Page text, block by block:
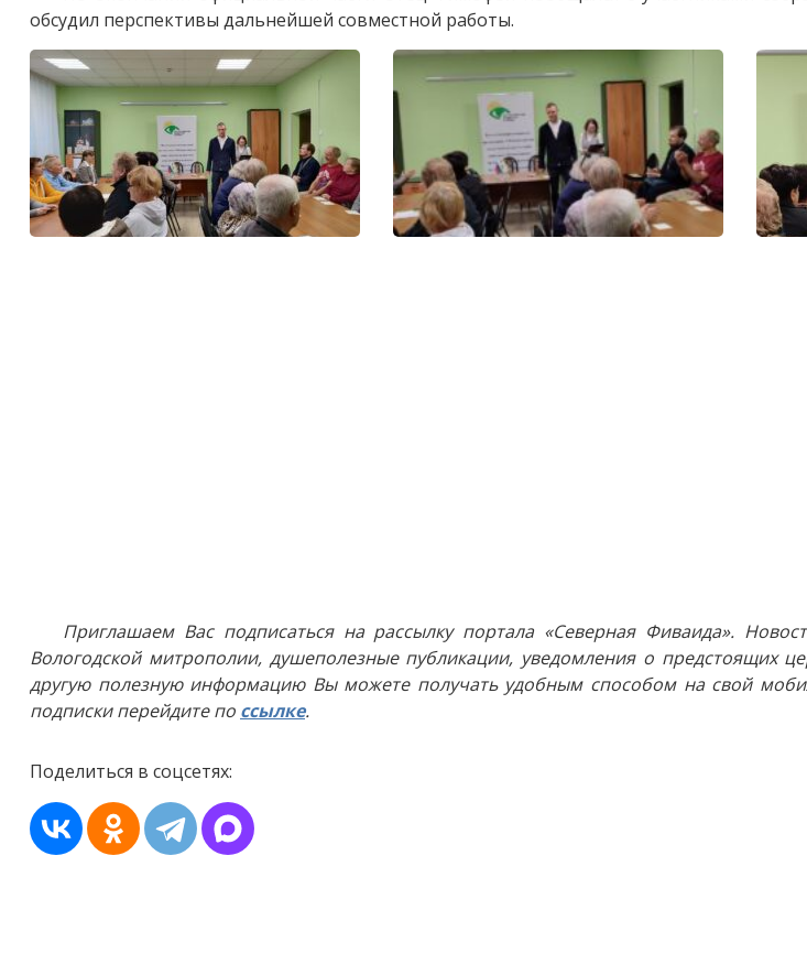
обсудил перспективы дальнейшей совместной работы.
Приглашаем Вас подписаться на рассылку портала «Северная Фиваида».
Вологодской митрополии, душеполезные публикации, уведомления о предстоящих
другую полезную информацию Вы можете получать удобным способом на свой
подписки перейдите по ссылке.
Поделиться в соцсетях: